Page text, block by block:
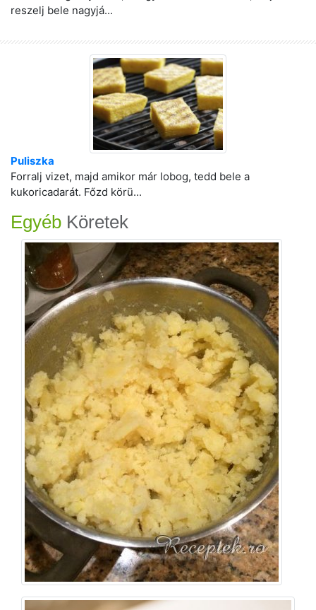
reszelj bele nagyjá...
Puliszka
Forralj vizet, majd amikor már lobog, tedd bele a
kukoricadarát. Főzd körü...
Egyéb Köretek